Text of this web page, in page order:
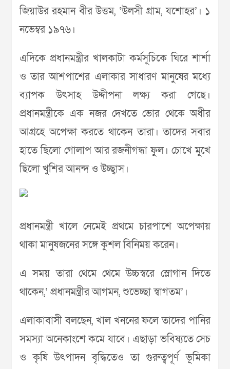
জিয়াউর রহমান বীর উত্তম, ‘উলসী গ্রাম, যশোহর’। ১
নভেম্বর ১৯৭৬।
এদিকে প্রধানমন্ত্রীর খালকাটা কর্মসূচিকে ঘিরে শার্শা
ও তার আশপাশের এলাকার সাধারণ মানুষের মধ্যে
ব্যাপক উৎসাহ উদ্দীপনা লক্ষ্য করা গেছে।
প্রধানমন্ত্রীকে এক নজর দেখতে ভোর থেকে অধীর
আগ্রহে অপেক্ষা করতে থাকেন তারা। তাদের সবার
হাতে ছিলো গোলাপ আর রজনীগন্ধা ফুল। চোখে মুখে
ছিলো খুশির আনন্দ ও উচ্ছ্বাস।
প্রধানমন্ত্রী খালে নেমেই প্রথমে চারপাশে অপেক্ষায়
থাকা মানুষজনের সঙ্গে কুশল বিনিময় করেন।
এ সময় তারা থেমে থেমে উচ্চস্বরে স্লোগান দিতে
থাকেন,‘ প্রধানমন্ত্রীর আগমন, শুভেচ্ছা স্বাগতম’।
এলাকাবাসী বলছেন, খাল খননের ফলে তাদের পানির
সমস্যা অনেকাংশে কমে যাবে। এছাড়া ভবিষ্যতে সেচ
ও কৃষি উৎপাদন বৃদ্ধিতেও তা গুরুত্বপূর্ণ ভূমিকা